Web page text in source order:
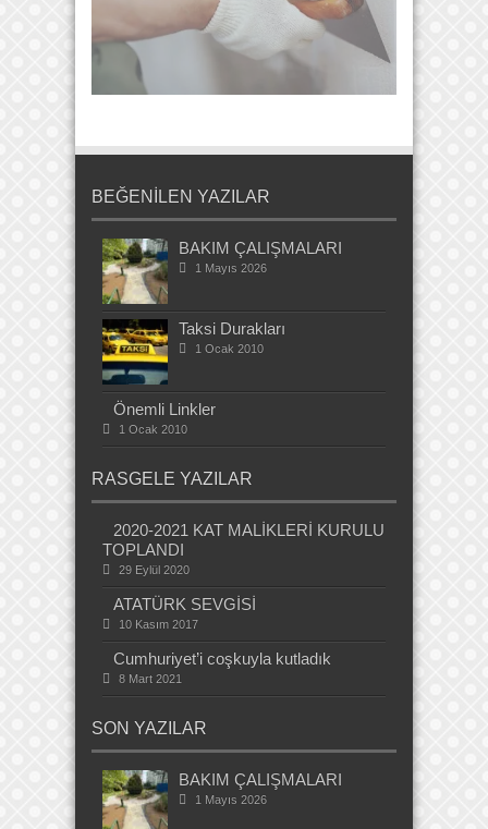
BEĞENİLEN YAZILAR
BAKIM ÇALIŞMALARI
1 Mayıs 2026
Taksi Durakları
1 Ocak 2010
Önemli Linkler
1 Ocak 2010
RASGELE YAZILAR
2020-2021 KAT MALİKLERİ KURULU
TOPLANDI
29 Eylül 2020
ATATÜRK SEVGİSİ
10 Kasım 2017
Cumhuriyet’i coşkuyla kutladık
8 Mart 2021
SON YAZILAR
BAKIM ÇALIŞMALARI
1 Mayıs 2026